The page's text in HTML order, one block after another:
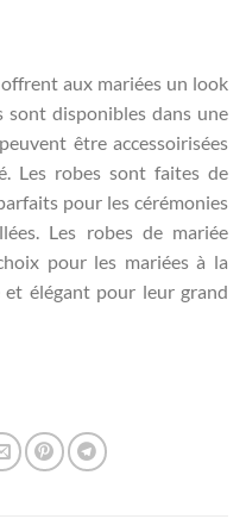
aux mariées un look
sont disponibles dans une
être accessoirisées
Les robes sont faites de
pour les cérémonies
Les robes de mariée
pour les mariées à la
et élégant pour leur grand